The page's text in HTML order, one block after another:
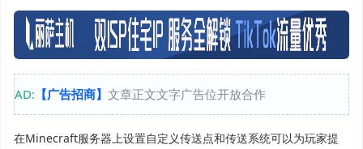
AD: 【广告招商】 文章正文文字广告位开放合作
在Minecraft服务器上设置自定义传送点和传送系统可以为玩家提